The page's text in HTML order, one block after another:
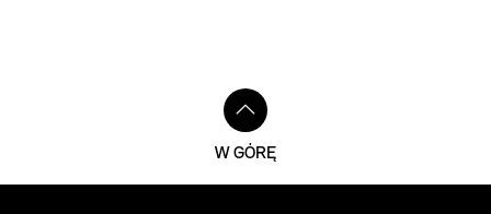
W GÓRĘ